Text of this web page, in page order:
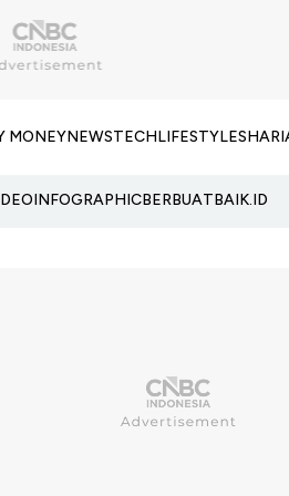
MONEYNEWSTECHLIFESTYLE
INFOGRAPHICBERBUATBAIK.ID